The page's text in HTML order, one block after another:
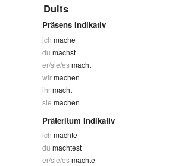
Duits
Präsens Indikativ
ich mache
du machst
er/sie/esmacht
wirmachen
ihrmacht
sie machen
Präteritum Indikativ
ich machte
du machtest
er/sie/esmachte